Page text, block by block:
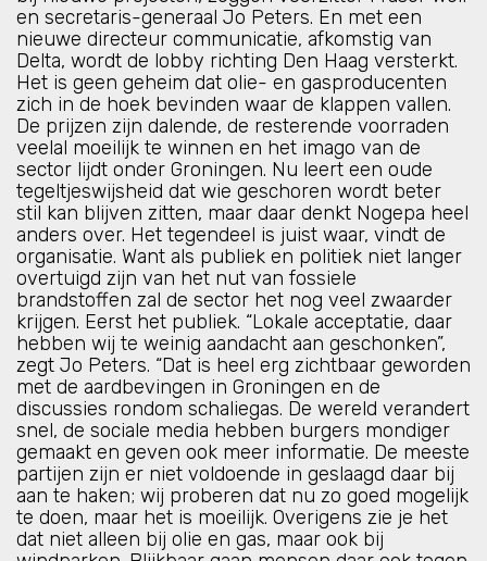
en secretaris-generaal Jo Peters. En met een
nieuwe directeur communicatie, afkomstig van
Delta, wordt de lobby richting Den Haag versterkt.
Het is geen geheim dat olie- en gasproducenten
zich in de hoek bevinden waar de klappen vallen.
De prijzen zijn dalende, de resterende voorraden
veelal moeilijk te winnen en het imago van de
sector lijdt onder Groningen. Nu leert een oude
tegeltjeswijsheid dat wie geschoren wordt beter
stil kan blijven zitten, maar daar denkt Nogepa heel
anders over. Het tegendeel is juist waar, vindt de
organisatie. Want als publiek en politiek niet langer
overtuigd zijn van het nut van fossiele
brandstoffen zal de sector het nog veel zwaarder
krijgen. Eerst het publiek. “Lokale acceptatie, daar
hebben wij te weinig aandacht aan geschonken”,
zegt Jo Peters. “Dat is heel erg zichtbaar geworden
met de aardbevingen in Groningen en de
discussies rondom schaliegas. De wereld verandert
snel, de sociale media hebben burgers mondiger
gemaakt en geven ook meer informatie. De meeste
partijen zijn er niet voldoende in geslaagd daar bij
aan te haken; wij proberen dat nu zo goed mogelijk
te doen, maar het is moeilijk. Overigens zie je het
dat niet alleen bij olie en gas, maar ook bij